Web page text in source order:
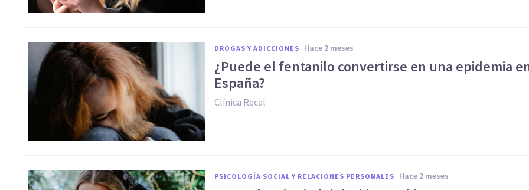
DROGAS Y ADICCIONES hace 2 meses
¿Puede el fentanilo convertirse en una epidemia
España?
Clínica Recal
PSICOLOGÍA SOCIAL Y RELACIONES PERSONALES hace 2 meses